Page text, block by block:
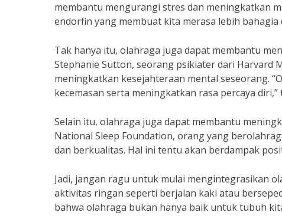
membantu mengurangi stres dan meningkatkan
endorfin yang membuat kita merasa lebih bahagia
Tak hanya itu, olahraga juga dapat membantu
Stephanie Sutton, seorang psikiater dari Harvard
meningkatkan kesejahteraan mental seseorang.
kecemasan serta meningkatkan rasa percaya
Selain itu, olahraga juga dapat membantu
National Sleep Foundation, orang yang
dan berkualitas. Hal ini tentu akan berdampak
Jadi, jangan ragu untuk mulai mengintegrasikan
aktivitas ringan seperti berjalan kaki atau
bahwa olahraga bukan hanya baik untuk tubuh